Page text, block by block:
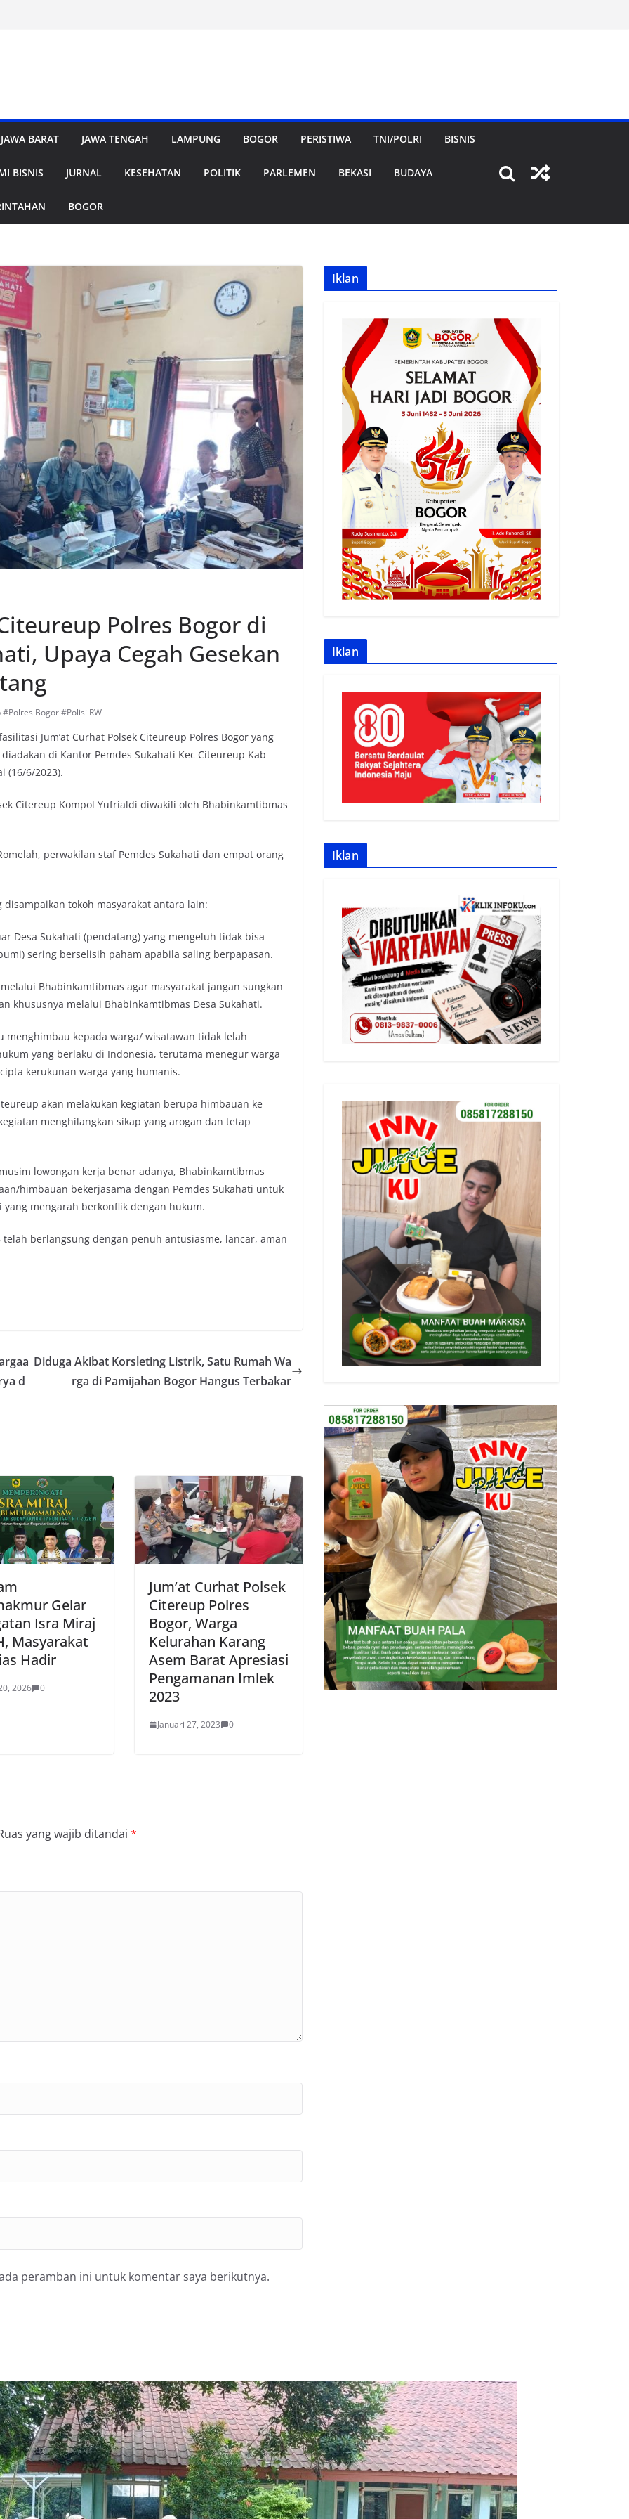
JAWA BARAT JAWA TENGAH LAMPUNG BOGOR PERISTIWA TNI/POLRI BISNIS
BISNIS JURNAL KESEHATAN POLITIK PARLEMEN BEKASI BUDAYA
BOGOR
Polres Bogor di
Upaya Cegah Gesekan
Bogor #Polisi RW
Jum’at Curhat Polsek Citeureup Polres Bogor yang
di Kantor Pemdes Sukahati Kec Citeureup Kab
(16/6/2023).
Citereup Kompol Yufrialdi diwakili oleh Bhabinkamtibmas
perwakilan staf Pemdes Sukahati dan empat orang
tokoh masyarakat antara lain:
Desa Sukahati (pendatang) yang mengeluh tidak bisa
sering berselisih paham apabila saling berpapasan.
Bhabinkamtibmas agar masyarakat jangan sungkan
khususnya melalui Bhabinkamtibmas Desa Sukahati.
menghimbau kepada warga/ wisatawan tidak lelah
yang berlaku di Indonesia, terutama menegur warga
kerukunan warga yang humanis.
akan melakukan kegiatan berupa himbauan ke
menghilangkan sikap yang arogan dan tetap
lowongan kerja benar adanya, Bhabinkamtibmas
himbauan bekerjasama dengan Pemdes Sukahati untuk
mengarah berkonflik dengan hukum.
telah berlangsung dengan penuh antusiasme, lancar, aman
d
Diduga Akibat Korsleting Listrik, Satu Rumah Wa
rga di Pamijahan Bogor Hangus Terbakar
Gelar
Isra Miraj
Masyarakat
Hadir
2026 0
Jum’at Curhat Polsek
Citereup Polres
Bogor, Warga
Kelurahan Karang
Asem Barat Apresiasi
Pengamanan Imlek
2023
Januari 27, 2023 0
yang wajib ditandai *
peramban ini untuk komentar saya berikutnya.
Iklan
Iklan
Iklan